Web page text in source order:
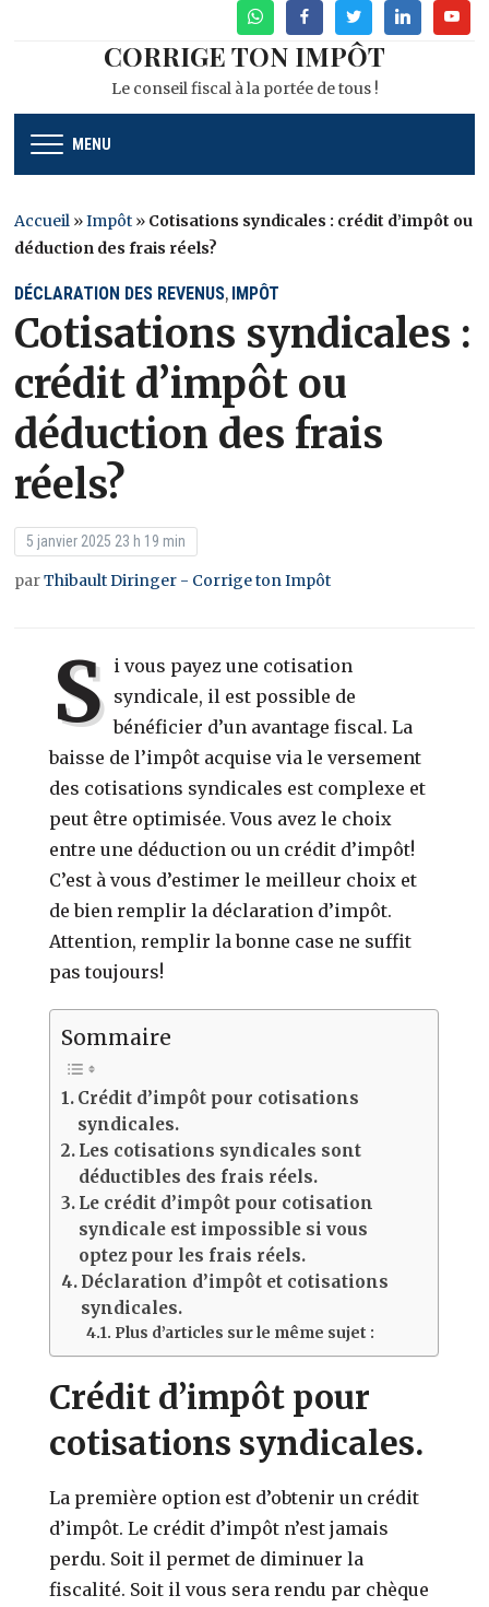
WhatsAppFacebookTwitterLinkedin
CORRIGE TON IMPÔT
Le conseil fiscal à la portée de tous !
MENU
Accueil »Impôt » Cotisations syndicales : crédit d’impôt ou
déduction des frais réels?
DÉCLARATION DES REVENUS, IMPÔT
Cotisations syndicales :
crédit d’impôt ou
déduction des frais
réels?
5 janvier 2025 23 h 19 min
parThibault Diringer - Corrige ton Impôt
S i vous payez une cotisation
syndicale, il est possible de
bénéficier d’un avantage fiscal. La
baisse de l’impôt acquise via le versement
des cotisations syndicales est complexe et
peut être optimisée. Vous avez le choix
entre une déduction ou un crédit d’impôt!
C’est à vous d’estimer le meilleur choix et
de bien remplir la déclaration d’impôt.
Attention, remplir la bonne case ne suffit
pas toujours!
Sommaire
Crédit d’impôt pour cotisations
syndicales.
Les cotisations syndicales sont
déductibles des frais réels.
Le crédit d’impôt pour cotisation
syndicale est impossible si vous
optez pour les frais réels.
Déclaration d’impôt et cotisations
syndicales.
Plus d’articles sur le même sujet :
Crédit d’impôt pour
cotisations syndicales.
La première option est d’obtenir un crédit
d’impôt. Le crédit d’impôt n’est jamais
perdu. Soit il permet de diminuer la
fiscalité. Soit il vous sera rendu par chèque